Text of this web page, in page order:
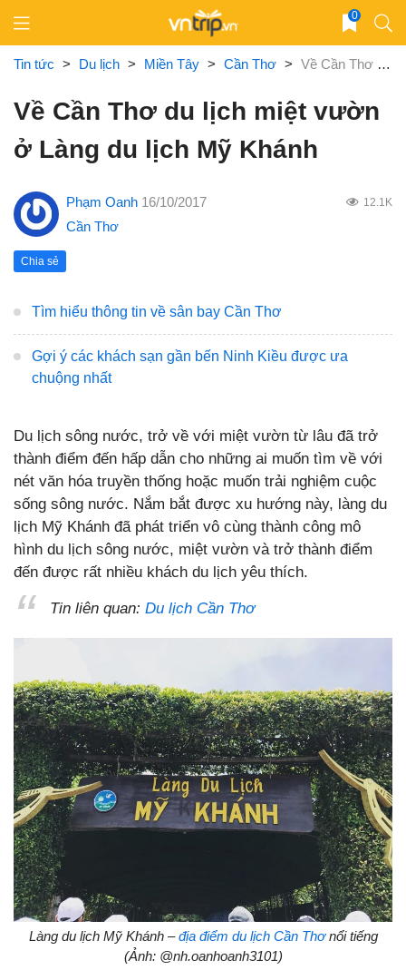
content
0
Tin tức > Du lịch > Miền Tây > Cần Thơ > Về Cần Thơ du lịch miệt vườn ở Làng du lịch Mỹ Khánh
Về Cần Thơ du lịch miệt vườn
ở Làng du lịch Mỹ Khánh
Phạm Oanh 16/10/2017 12.1K
Cần Thơ
Chia sẻ
Tìm hiểu thông tin về sân bay Cần Thơ
Gợi ý các khách sạn gần bến Ninh Kiều được ưa
chuộng nhất
Du lịch sông nước, trở về với miệt vườn từ lâu đã trở
thành điểm đến hấp dẫn cho những ai muốn tìm về với
nét văn hóa truyền thống hoặc muốn trải nghiệm cuộc
sống sông nước. Nắm bắt được xu hướng này, làng du
lịch Mỹ Khánh đã phát triển vô cùng thành công mô
hình du lịch sông nước, miệt vườn và trở thành điểm
đến được rất nhiều khách du lịch yêu thích.
Tin liên quan: Du lịch Cần Thơ
Làng du lịch Mỹ Khánh –địa điểm du lịch Cần Thơnổi tiếng
(Ảnh: @nh.oanhoanh3101)